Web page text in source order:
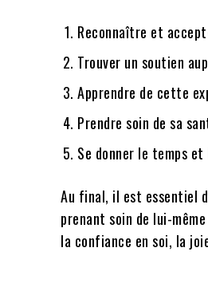
Reconnaître et
Trouver un soutien
Apprendre de cette
Prendre soin de sa
Se donner le temps
Au final, il est essentiel
prenant soin de lui-
la confiance en soi, la